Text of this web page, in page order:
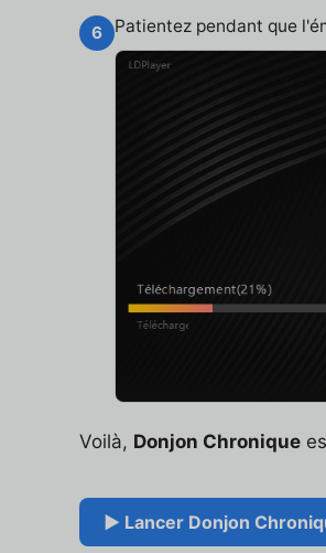
6 Patientez pendant que
Voilà, Donjon Chronique
▶ Lancer Donjon